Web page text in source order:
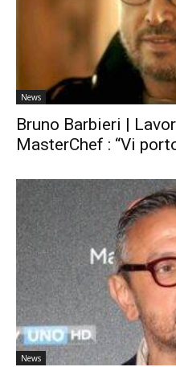
News
Bruno Barbieri |
MasterChef : “Vi
News